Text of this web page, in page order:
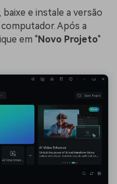
e instale a versão
Após a
em " Novo Projeto"